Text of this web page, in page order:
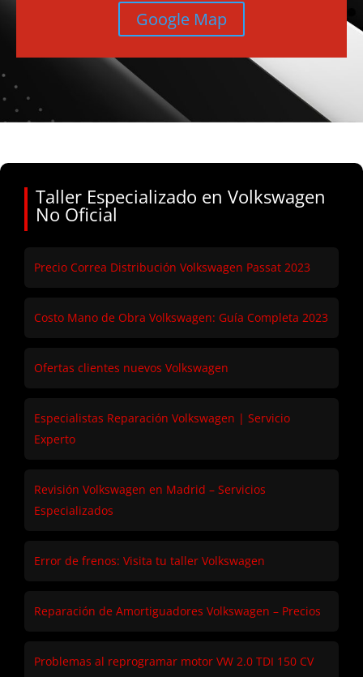
Google Map
Taller Especializado en Volkswagen
No Oficial
Precio Correa Distribución Volkswagen Passat 2023
Costo Mano de Obra Volkswagen: Guía Completa 2023
Ofertas clientes nuevos Volkswagen
Especialistas Reparación Volkswagen | Servicio
Experto
Revisión Volkswagen en Madrid – Servicios
Especializados
Error de frenos: Visita tu taller Volkswagen
Reparación de Amortiguadores Volkswagen – Precios
Problemas al reprogramar motor VW 2.0 TDI 150 CV